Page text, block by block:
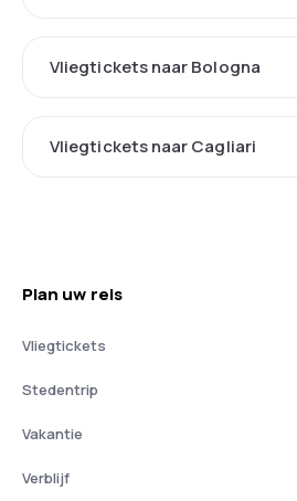
Vliegtickets naar Bologna
Vliegtickets naar Cagliari
Plan uw reis
Vliegtickets
Stedentrip
Vakantie
Verblijf